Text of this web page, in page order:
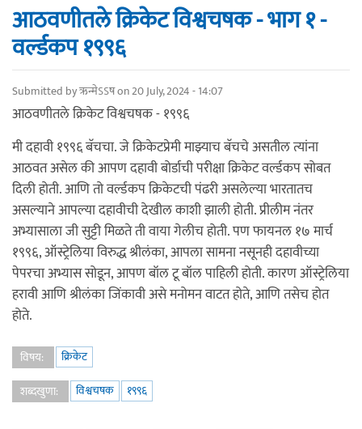
आठवणीतले क्रिकेट विश्वचषक - भाग १ -
वर्ल्डकप १९९६
Submitted byऋन्मेऽऽषon 20 July, 2024 - 14:07
आठवणीतले क्रिकेट विश्वचषक - १९९६
मी दहावी १९९६ बॅचचा. जे क्रिकेटप्रेमी माझ्याच बॅचचे असतील त्यांना
आठवत असेल की आपण दहावी बोर्डाची परीक्षा क्रिकेट वर्ल्डकप सोबत
दिली होती. आणि तो वर्ल्डकप क्रिकेटची पंढरी असलेल्या भारतातच
असल्याने आपल्या दहावीची देखील काशी झाली होती. प्रीलीम नंतर
अभ्यासाला जी सुट्टी मिळते ती वाया गेलीच होती. पण फायनल १७ मार्च
१९९६, ऑस्ट्रेलिया विरुद्ध श्रीलंका, आपला सामना नसूनही दहावीच्या
पेपरचा अभ्यास सोडून, आपण बॉल टू बॉल पाहिली होती. कारण ऑस्ट्रेलिया
हरावी आणि श्रीलंका जिंकावी असे मनोमन वाटत होते, आणि तसेच होत
होते.
विषय:
क्रिकेट
शब्दखुणा:
विश्वचषक १९९६